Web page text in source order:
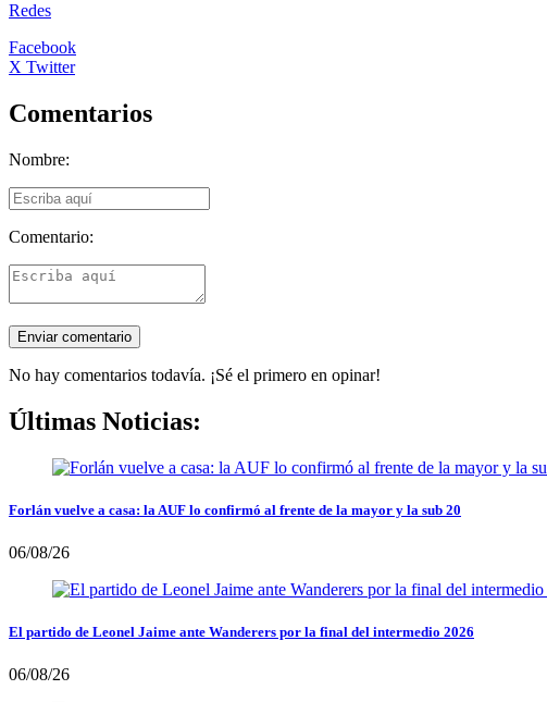
Redes
Facebook
X Twitter
Comentarios
Nombre:
Comentario:
No hay comentarios todavía. ¡Sé el primero en opinar!
Últimas Noticias:
Forlán vuelve a casa: la AUF lo confirmó al frente de la mayor y la sub 20
06/08/26
El partido de Leonel Jaime ante Wanderers por la final del intermedio 2026
06/08/26